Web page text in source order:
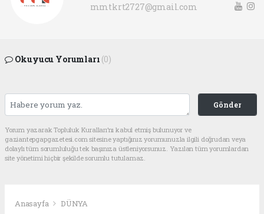
mmtkrt2727@gmail.com
Okuyucu Yorumları (0)
Gönder
Yorum yazarak Topluluk Kuralları’nı kabul etmiş bulunuyor ve
gaziantepgapgazetesi.com sitesine yaptığınız yorumunuzla ilgili doğrudan veya
dolaylı tüm sorumluluğu tek başınıza üstleniyorsunuz. Yazılan tüm yorumlardan
site yönetimi hiçbir şekilde sorumlu tutulamaz.
Anasayfa DÜNYA